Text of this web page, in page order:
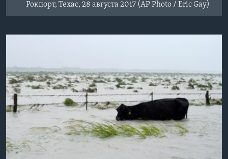
Рокпорт, Техас, 28 августа 2017 (AP Photo / Eric Gay)